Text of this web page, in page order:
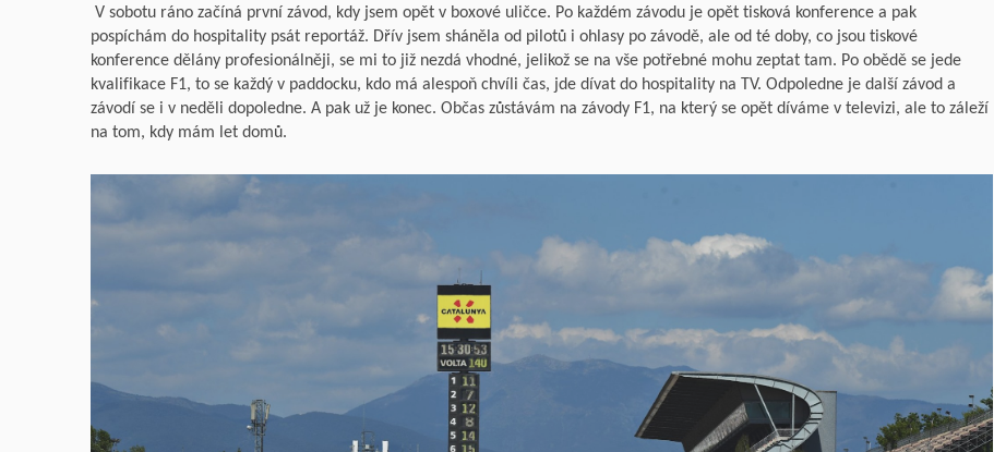
V sobotu ráno začíná první závod, kdy jsem opět v boxové uličce. Po každém závodu je opět tisková konference a pak
pospíchám do hospitality psát reportáž. Dřív jsem sháněla od pilotů i ohlasy po závodě, ale od té doby, co jsou tiskové
konference dělány profesionálněji, se mi to již nezdá vhodné, jelikož se na vše potřebné mohu zeptat tam. Po obědě se jede
kvalifikace F1, to se každý v paddocku, kdo má alespoň chvíli čas, jde dívat do hospitality na TV. Odpoledne je další závod a
závodí se i v neděli dopoledne. A pak už je konec. Občas zůstávám na závody F1, na který se opět díváme v televizi, ale to záleží
na tom, kdy mám let domů.